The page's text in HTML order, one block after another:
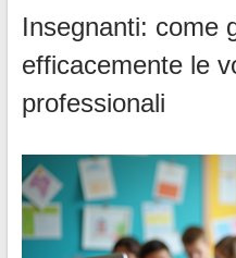
Insegnanti: come
efficacemente le
professionali